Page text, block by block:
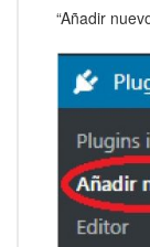
“Añadir